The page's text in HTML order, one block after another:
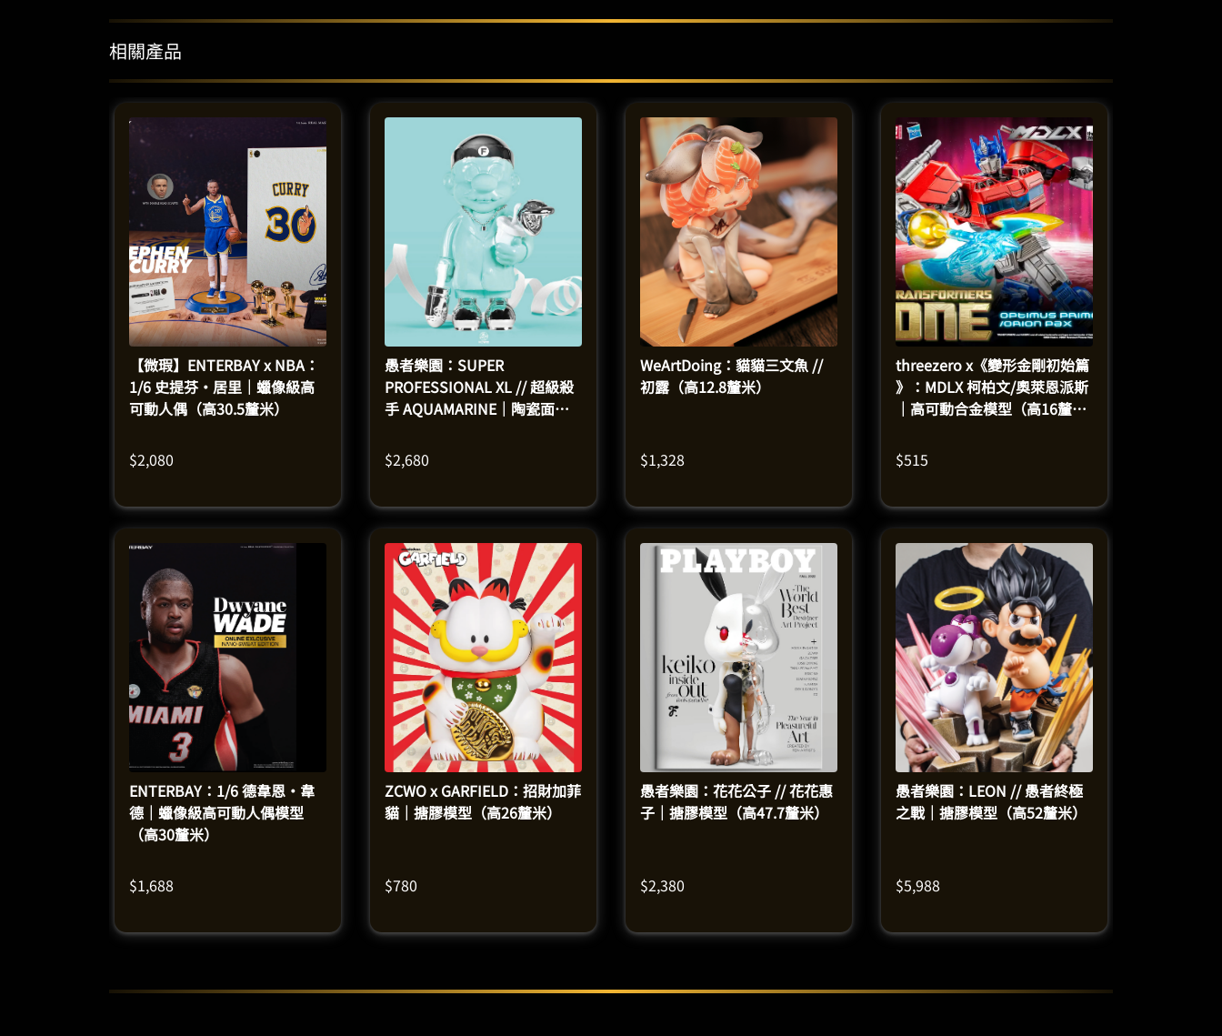
相關產品
【微瑕】ENTERBAY x NBA：
1/6 史提芬·居里｜蠟像級高
可動人偶（高30.5釐米）
$2,080
愚者樂園：SUPER
PROFESSIONAL XL // 超級殺
手 AQUAMARINE｜陶瓷面搪
$2,680
WeArtDoing：貓貓三文魚 //
初露（高12.8釐米）
$1,328
threezero x《變形金剛初始篇
》：MDLX 柯柏文/奧萊恩派斯
｜高可動合金模型（高16釐
$515
ENTERBAY：1/6 德韋恩·韋
德｜蠟像級高可動人偶模型
（高30釐米）
$1,688
ZCWO x GARFIELD：招財加菲
貓｜搪膠模型（高26釐米）
$780
愚者樂園：花花公子 // 花花惠
子｜搪膠模型（高47.7釐米）
$2,380
愚者樂園：LEON // 愚者終極
之戰｜搪膠模型（高52釐米）
$5,988